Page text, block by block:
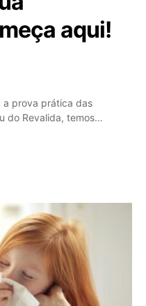
aqui!
a prova prática das
do Revalida, temos…